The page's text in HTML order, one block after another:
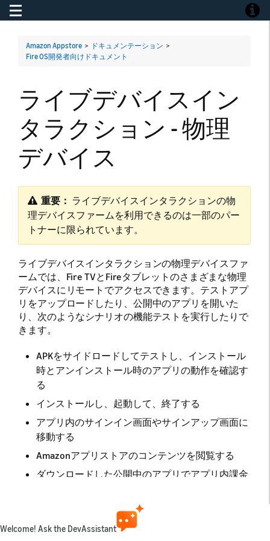
Toggle navigation
Amazon Appstore > ドキュメンテーション >
Fire OS開発者向けドキュメント
ライブデバイスイン
タラクション - 物理
デバイス
重要： ​ ライブデバイスインタラクションの物
理デバイスファームを利用できるのは一部のパー
トナーに限られています。
ライブデバイスインタラクションの物理デバイスファ
ームでは、Fire TVとFireタブレットのさまざまな物理
デバイスにリモートでアクセスできます。テストアプ
リをアップロードしたり、公開中のアプリを開いた
り、次のようなシナリオの機能テストを実行したりで
きます。
APKをサイドロードしてテストし、インストール
時とアンインストール時のアプリの動作を確認す
る
インストールし、起動して、終了する
アプリ内のサインイン画面やサインアップ画面に
移動する
Amazonアプリストアのコンテンツを閲覧する
ダウンロードした公開中のアプリでアプリ内課金
バーチャルリモコンを使用してアプリの操作と制
Welcome! Ask the DevAssistant